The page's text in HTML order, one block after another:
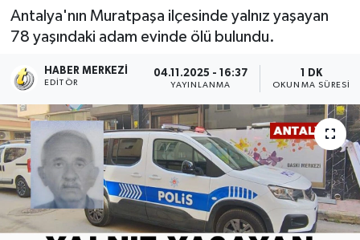
Antalya'nın Muratpaşa ilçesinde yalnız yaşayan
78 yaşındaki adam evinde ölü bulundu.
HABER MERKEZI
EDITÖR
04.11.2025 - 16:37
YAYINLANMA
1 DK
OKUNMA SÜRESI